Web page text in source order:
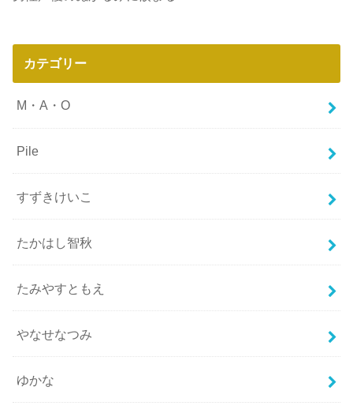
カテゴリー
M・A・O
Pile
すずきけいこ
たかはし智秋
たみやすともえ
やなせなつみ
ゆかな